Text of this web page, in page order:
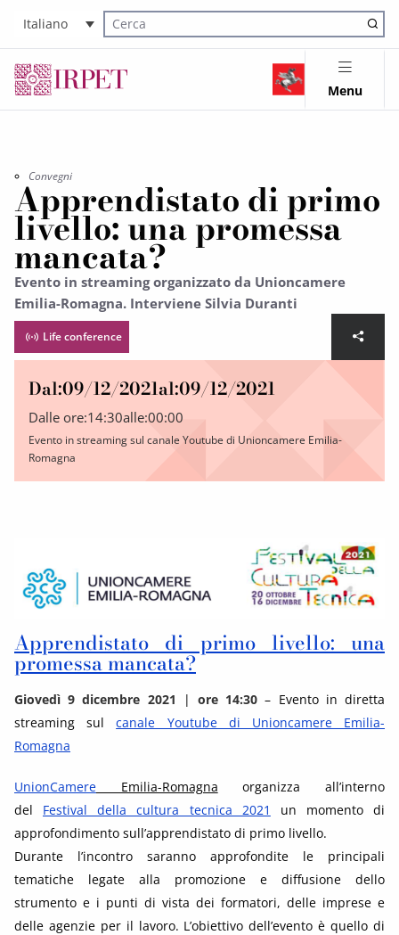
Italiano
Cerca nel sito
Menu
Convegni
Apprendistato di primo
livello: una promessa
mancata?
Evento in streaming organizzato da Unioncamere
Emilia-Romagna. Interviene Silvia Duranti
Life conference
Dal:09/12/2021al:09/12/2021
Dalle ore:14:30alle:00:00
Evento in streaming sul canale Youtube di Unioncamere Emilia-
Romagna
Apprendistato di primo livello: una
promessa mancata?
Giovedì 9 dicembre 2021 |ore 14:30 – Evento in diretta
streaming sulcanale Youtube di Unioncamere Emilia-
Romagna
UnionCamere Emilia-Romagna organizza all’interno
del Festival della cultura tecnica 2021
un momento di
approfondimento sull’apprendistato di primo livello.
Durante l’incontro saranno approfondite le principali
tematiche legate alla promozione e diffusione dello
strumento e i punti di vista dei formatori, delle imprese e
delle agenzie per il lavoro. L’obiettivo dell’evento è quello di